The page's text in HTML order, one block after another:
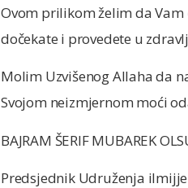
Ovom prilikom želim da
dočekate i provedete u
Molim Uzvišenog Allaha da
Svojom neizmjernom moći
BAJRAM ŠERIF MUBAREK
Predsjednik Udruženja ilmijje